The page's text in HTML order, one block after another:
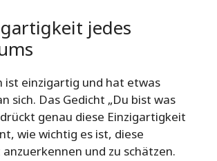
jedes
ist einzigartig und hat etwas
sich. Das Gedicht „Du bist was
genau diese Einzigartigkeit
wie wichtig es ist, diese
und zu schätzen.